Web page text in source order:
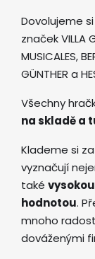
Dovolujeme
značek VILLA
MUSICALES,
GÜNTHER a
Všechny
na skladě a
Klademe si
vyznačují
také
hodnotou.
mnoho
dováženými